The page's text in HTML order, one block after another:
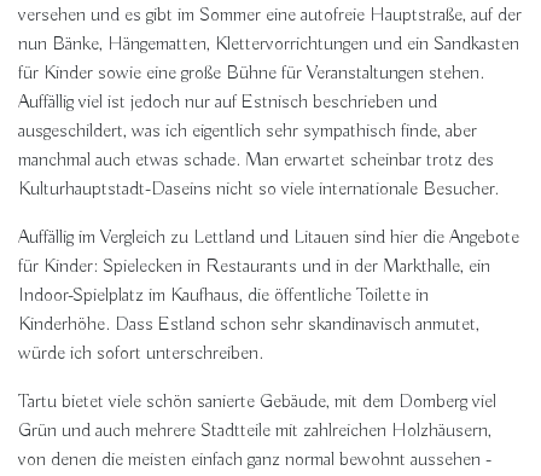
versehen und es gibt im Sommer eine autofreie Hauptstraße, auf der
nun Bänke, Hängematten, Klettervorrichtungen und ein Sandkasten
für Kinder sowie eine große Bühne für Veranstaltungen stehen.
Auffällig viel ist jedoch nur auf Estnisch beschrieben und
ausgeschildert, was ich eigentlich sehr sympathisch finde, aber
manchmal auch etwas schade. Man erwartet scheinbar trotz des
Kulturhauptstadt-Daseins nicht so viele internationale Besucher.
Auffällig im Vergleich zu Lettland und Litauen sind hier die Angebote
für Kinder: Spielecken in Restaurants und in der Markthalle, ein
Indoor-Spielplatz im Kaufhaus, die öffentliche Toilette in
Kinderhöhe. Dass Estland schon sehr skandinavisch anmutet,
würde ich sofort unterschreiben.
Tartu bietet viele schön sanierte Gebäude, mit dem Domberg viel
Grün und auch mehrere Stadtteile mit zahlreichen Holzhäusern,
von denen die meisten einfach ganz normal bewohnt aussehen -